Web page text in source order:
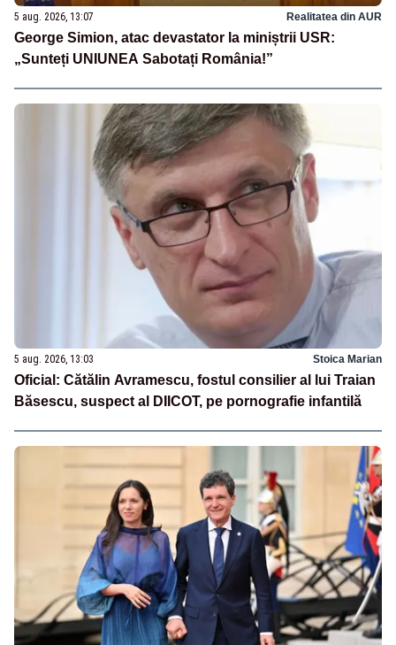
5 aug. 2026, 13:07 Realitatea din AUR
George Simion, atac devastator la miniștrii USR:
„Sunteți UNIUNEA Sabotați România!”
5 aug. 2026, 13:03 Stoica Marian
Oficial: Cătălin Avramescu, fostul consilier al lui Traian
Băsescu, suspect al DIICOT, pe pornografie infantilă